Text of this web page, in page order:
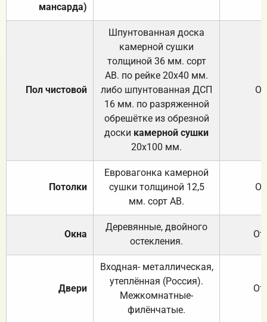
мансарда)
Пол чистовой
Шпунтованная доска
камерной сушки
толщиной 36 мм. сорт
АВ. по рейке 20х40 мм.
либо шпунтованная ДСП
16 мм. по разряженной
обрешётке из обрезной
доски камерной сушки
20х100 мм.
Потолки
Евровагонка камерной
сушки толщиной 12,5
мм. сорт АВ.
Окна
Деревянные, двойного
остекления.
Двери
Входная- металлическая,
утеплённая (Россия).
Межкомнатные-
филёнчатые.